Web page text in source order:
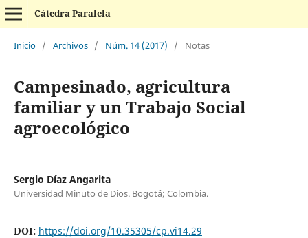
Cátedra Paralela
Inicio / Archivos / Núm. 14 (2017) / Notas
Campesinado, agricultura
familiar y un Trabajo Social
agroecológico
Sergio Díaz Angarita
Universidad Minuto de Dios. Bogotá; Colombia.
DOI: https://doi.org/10.35305/cp.vi14.29